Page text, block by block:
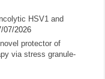
HSV1 and
07/2026
protector of
via stress granule-